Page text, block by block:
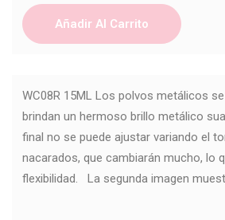
Añadir Al Carrito
WC08R 15ML Los polvos metálicos
brindan un hermoso brillo metálico
final no se puede ajustar variando el
nacarados, que cambiarán mucho, lo
flexibilidad. La segunda imagen